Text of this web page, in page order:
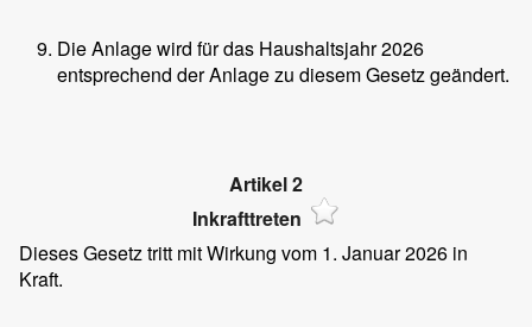
Die Anlage wird für das Haushaltsjahr 2026
entsprechend der Anlage zu diesem Gesetz geändert.
Artikel 2
Inkrafttreten
Dieses Gesetz tritt mit Wirkung vom 1. Januar 2026 in
Kraft.